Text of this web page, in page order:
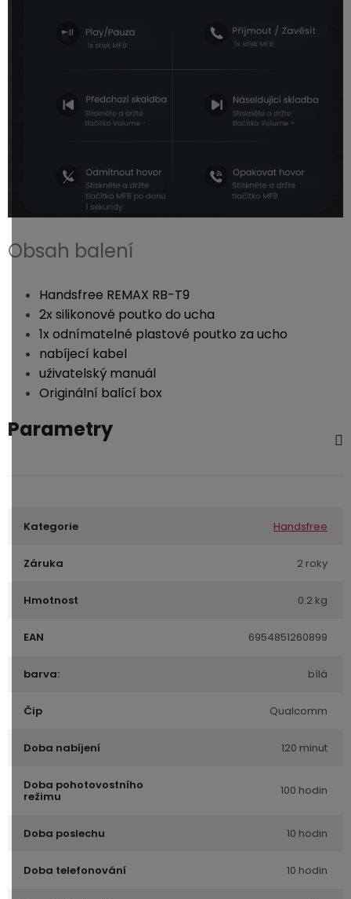
Obsah balení
Handsfree REMAX RB-T9
2x silikonové poutko do ucha
1x odnímatelné plastové poutko za ucho
nabíjecí kabel
uživatelský manuál
Originální balící box
Parametry
Kategorie Handsfree
Záruka 2 roky
Hmotnost 0.2 kg
EAN 6954851260899
barva: bílá
Čip Qualcomm
Doba nabíjení 120 minut
Doba pohotovostního
režimu 100 hodin
Doba poslechu 10 hodin
Doba telefonování 10 hodin